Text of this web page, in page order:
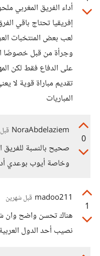
أداء الفريق المغربي
إفريقيا تحتاج باقي
لعب بعض المنتخبات
وجرأة من قبل خصوصًا
على الدفاع فقط لكن
تقديم مباراة قوية لا
المباريات
0
NoraAbdelaziem
صحيح بالنسبة للفريق
وخاصة أيوب بوعدي
1
madoo211 قبل شهرين
هناك تحسن واضح وان
نصيب أحد الدول